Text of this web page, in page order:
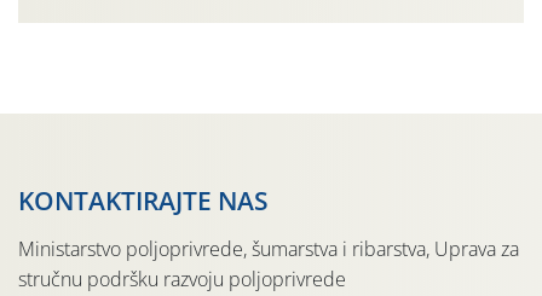
KONTAKTIRAJTE NAS
Ministarstvo poljoprivrede, šumarstva i ribarstva, Uprava za
stručnu podršku razvoju poljoprivrede